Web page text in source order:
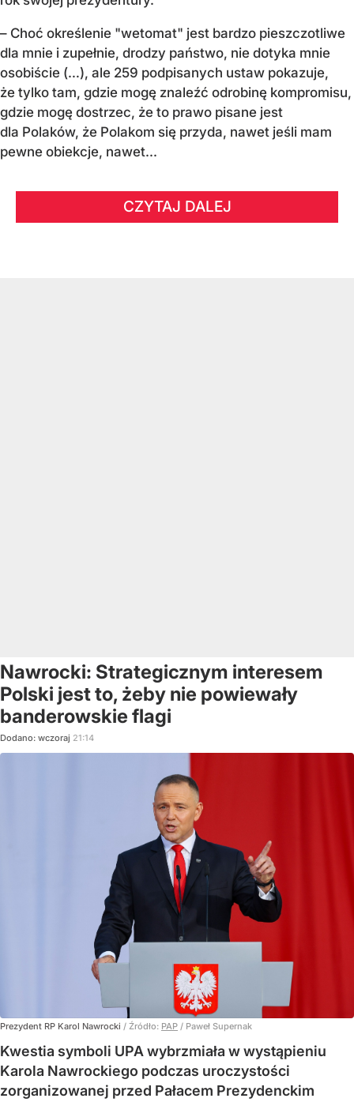
– Choć określenie "wetomat" jest bardzo pieszczotliwe
dla mnie i zupełnie, drodzy państwo, nie dotyka mnie
osobiście (…), ale 259 podpisanych ustaw pokazuje,
że tylko tam, gdzie mogę znaleźć odrobinę kompromisu,
gdzie mogę dostrzec, że to prawo pisane jest
dla Polaków, że Polakom się przyda, nawet jeśli mam
pewne obiekcje, nawet...
CZYTAJ DALEJ
Nawrocki: Strategicznym interesem
Polski jest to, żeby nie powiewały
banderowskie flagi
Dodano: wczoraj 21:14
Prezydent RP Karol Nawrocki / Źródło: PAP / Paweł Supernak
Kwestia symboli UPA wybrzmiała w wystąpieniu
Karola Nawrockiego podczas uroczystości
zorganizowanej przed Pałacem Prezydenckim